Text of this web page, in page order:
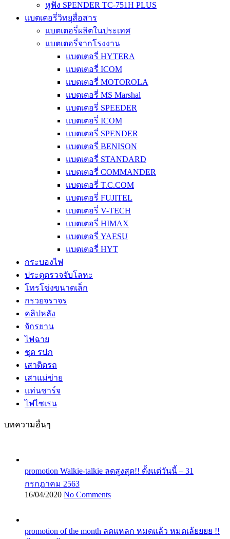
หูฟัง SPENDER TC-751H PLUS
แบตเตอรี่วิทยุสื่อสาร
แบตเตอรี่ผลิตในประเทศ
แบตเตอรี่จากโรงงาน
แบตเตอรี่ HYTERA
แบตเตอรี่ ICOM
แบตเตอรี่ MOTOROLA
แบตเตอรี่ MS Marshal
แบตเตอรี่ SPEEDER
แบตเตอรี่ ICOM
แบตเตอรี่ SPENDER
แบตเตอรี่ BENISON
แบตเตอรี่ STANDARD
แบตเตอรี่ COMMANDER
แบตเตอรี่ T.C.COM
แบตเตอรี่ FUJITEL
แบตเตอรี่ V-TECH
แบตเตอรี่ HIMAX
แบตเตอรี่ YAESU
แบตเตอรี่ HYT
กระบองไฟ
ประตูตรวจจับโลหะ
โทรโข่งขนาดเล็ก
กรวยจราจร
คลิปหลัง
จักรยาน
ไฟฉาย
ชุด รปภ
เสาติดรถ
เสาแม่ข่าย
แท่นชาร์จ
ไฟไซเรน
บทความอื่นๆ
promotion Walkie-talkie ลดสูงสุด!! ตั้งเเต่วันนี้ – 31
กรกฎาคม 2563
16/04/2020 No Comments
promotion of the month ลดแหลก หมดเเล้ว หมดเล้ยยยย !!